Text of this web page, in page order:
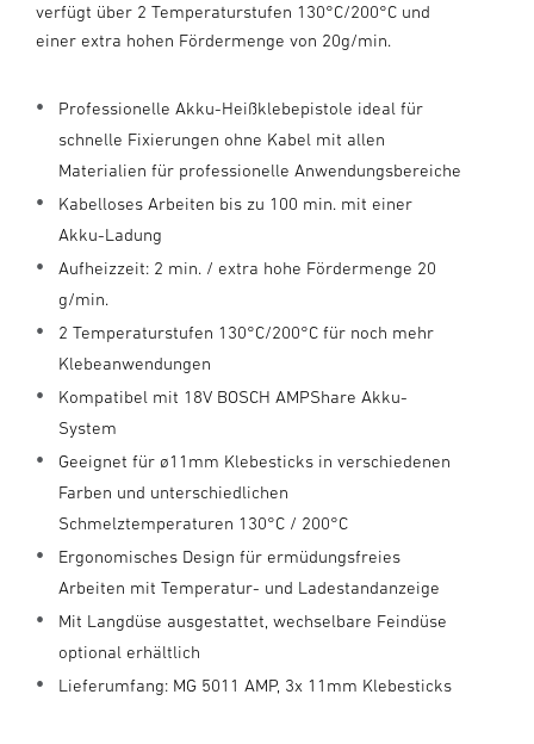
verfügt über 2 Temperaturstufen 130°C/200°C und
einer extra hohen Fördermenge von 20g/min.
Professionelle Akku-Heißklebepistole ideal für
schnelle Fixierungen ohne Kabel mit allen
Materialien für professionelle Anwendungsbereiche
Kabelloses Arbeiten bis zu 100 min. mit einer
Akku-Ladung
Aufheizzeit: 2 min. / extra hohe Fördermenge 20
g/min.
2 Temperaturstufen 130°C/200°C für noch mehr
Klebeanwendungen
Kompatibel mit 18V BOSCH AMPShare Akku-
System
Geeignet für ø11mm Klebesticks in verschiedenen
Farben und unterschiedlichen
Schmelztemperaturen 130°C / 200°C
Ergonomisches Design für ermüdungsfreies
Arbeiten mit Temperatur- und Ladestandanzeige
Mit Langdüse ausgestattet, wechselbare Feindüse
optional erhältlich
Lieferumfang: MG 5011 AMP, 3x 11mm Klebesticks